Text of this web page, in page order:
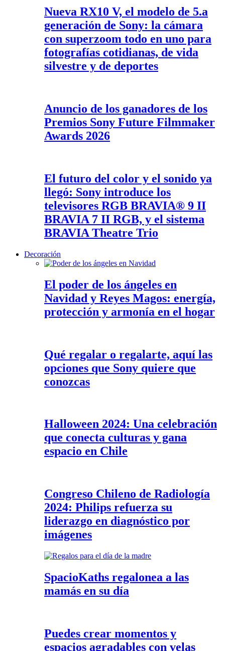
Nueva RX10 V, el modelo de 5.a
generación de Sony: la cámara
con superzoom todo en uno para
fotografías cotidianas, de vida
silvestre y de deportes
Anuncio de los ganadores de los
Premios Sony Future Filmmaker
Awards 2026
El futuro del color y el sonido ya
llegó: Sony introduce los
televisores RGB BRAVIA® 9 II
BRAVIA 7 II RGB, y el sistema
BRAVIA Theatre Trio
Decoración
El poder de los ángeles en
Navidad y Reyes Magos: energía,
protección y armonía en el hogar
Qué regalar o regalarte, aquí las
opciones que Sony quiere que
conozcas
Halloween 2024: Una celebración
que conecta culturas y gana
espacio en Chile
Congreso Chileno de Radiología
2024: Philips refuerza su
liderazgo en diagnóstico por
imágenes
SpacioKaths regalonea a las
mamás en su día
Puedes crear momentos y
espacios agradables con velas